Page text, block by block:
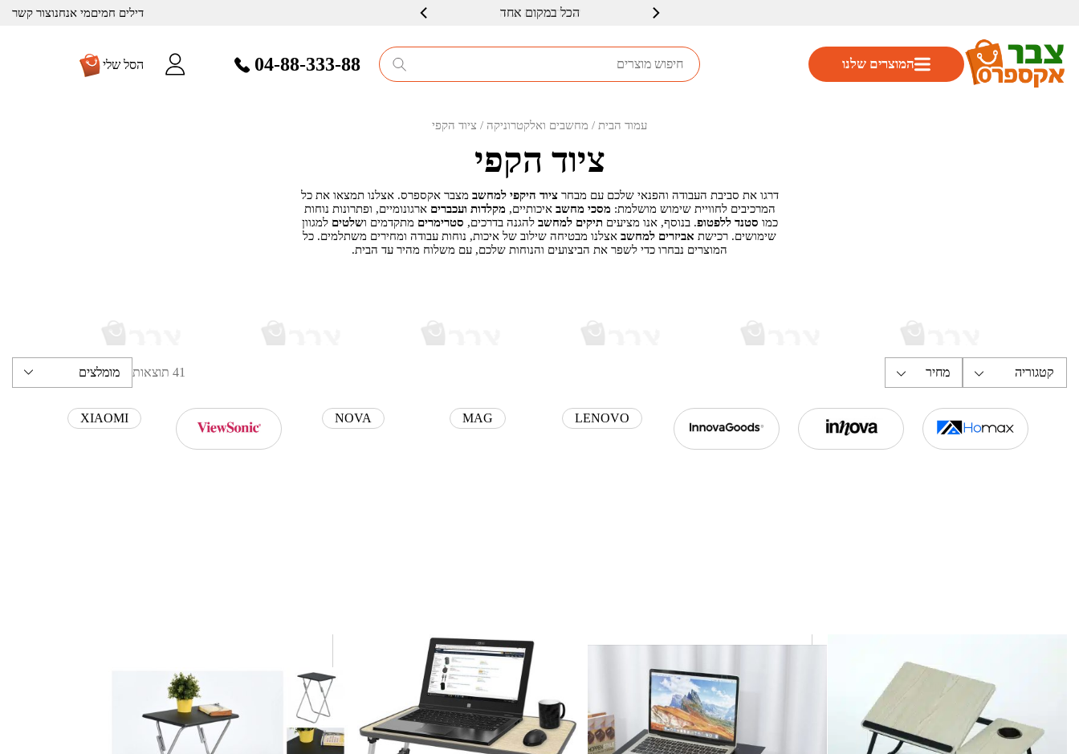
דילים חמיםמי אנחנוצור קשר שרות ברמה גבוה
04-88-333-88 הסל שלי המוצרים שלנו
עמוד הבית / מחשבים ואלקטרוניקה / ציוד הקפי
ציוד הקפי
דרגו את סביבת העבודה והפנאי שלכם עם מבחרציוד היקפי למחשב מצבר אקספרס. אצלנו תמצאו את כל
המרכיבים לחוויית שימוש מושלמת: מסכי מחשב איכותיים, מקלדות ועכברים ארגונומיים, ופתרונות נוחות
כמו סטנד ללפטופ. בנוסף, אנו מציעים תיקים למחשב להגנה בדרכים, סטרימרים מתקדמים ושלטים למגוון
שימושים. רכישת אביזרים למחשב אצלנו מבטיחה שילוב של איכות, נוחות עבודה ומחירים משתלמים. כל
המוצרים נבחרו כדי לשפר את הביצועים והנוחות שלכם, עם משלוח מהיר עד הבית.
מסכי מחשב מקלדות ועכברים סטנד ללפטופ סטרימרים תיקים למחשב
קטגוריה מחיר 41 תוצאות מומלצים
LENOVO
MAG
NOVA
XIAOMI